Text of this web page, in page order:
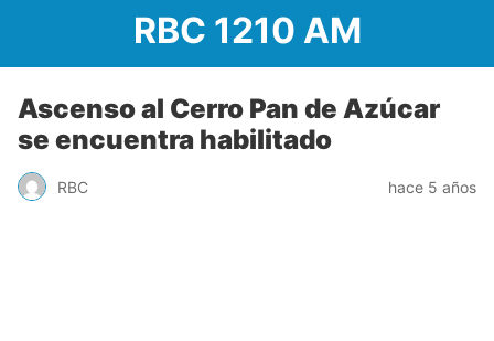
RBC 1210 AM
Ascenso al Cerro Pan de Azúcar
se encuentra habilitado
RBC hace 5 años